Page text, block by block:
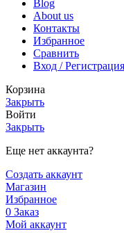
Blog
About us
Контакты
Избранное
Сравнить
Вход / Регистрация
Корзина
Закрыть
Войти
Закрыть
Еще нет аккаунта?
Создать аккаунт
Магазин
Избранное
0 Заказ
Мой аккаунт